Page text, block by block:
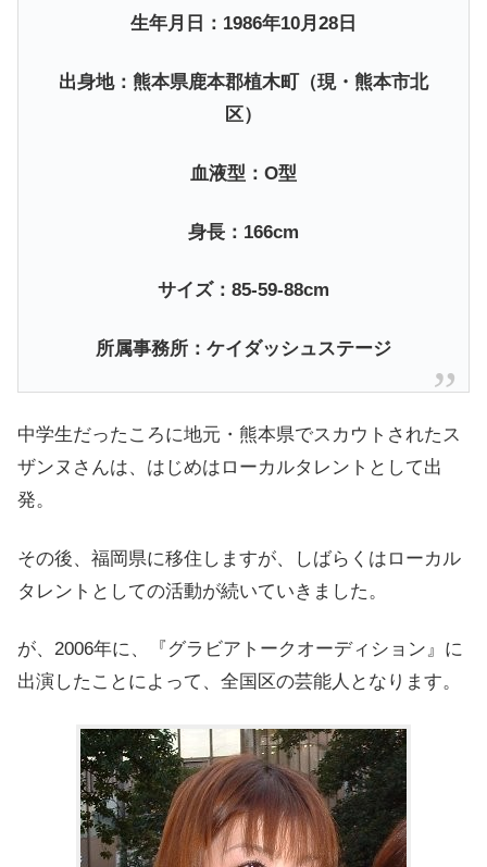
生年月日：1986年10月28日
出身地：熊本県鹿本郡植木町（現・熊本市北
区）
血液型：O型
身長：166cm
サイズ：85-59-88cm
所属事務所：ケイダッシュステージ
中学生だったころに地元・熊本県でスカウトされたス
ザンヌさんは、はじめはローカルタレントとして出
発。
その後、福岡県に移住しますが、しばらくはローカル
タレントとしての活動が続いていきました。
が、2006年に、『グラビアトークオーディション』に
出演したことによって、全国区の芸能人となります。